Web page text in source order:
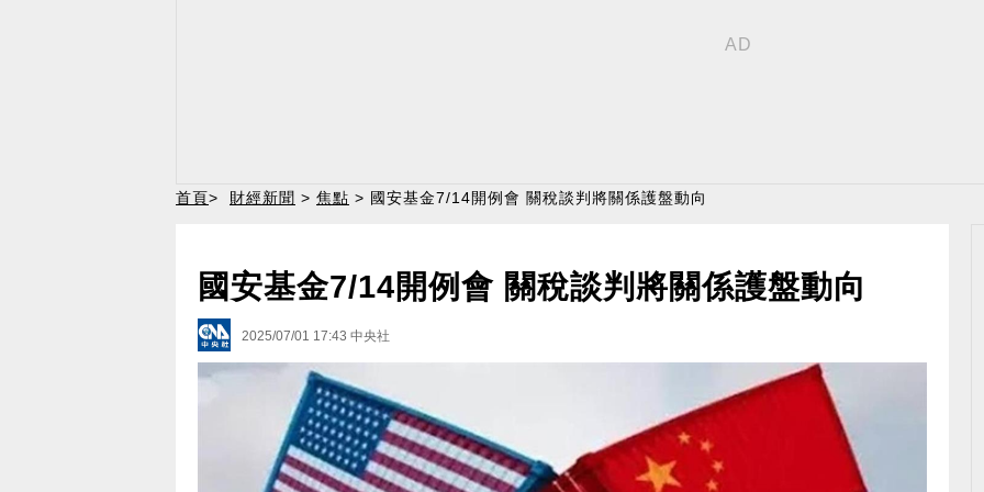
首頁> 財經新聞 > 焦點 > 國安基金7/14開例會 關稅談判將關係護盤動向
國安基金7/14開例會 關稅談判將關係護盤動向
2025/07/01 17:43 中央社